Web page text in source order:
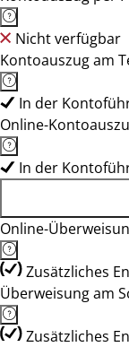
Nicht verfügbar
Kontoauszug am
In der
Online-
In der
Online-
Zusätzliches
Überweisung am
Zusätzliches